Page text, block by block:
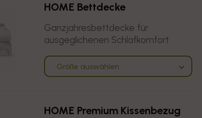
HOME Bettdecke
Ganzjahresbettdecke für
ausgeglichenen Schlafkomfort
Größe auswählen
HOME Premium Kissenbezug